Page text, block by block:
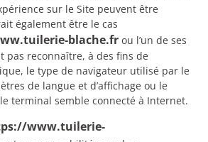
sur le Site peuvent être
également être le cas
blache.fr ou l’un de ses
pas reconnaître, à des fins de
le type de navigateur utilisé par le
de langue et d’affichage ou le
terminal semble connecté à Internet.
www.tuilerie-